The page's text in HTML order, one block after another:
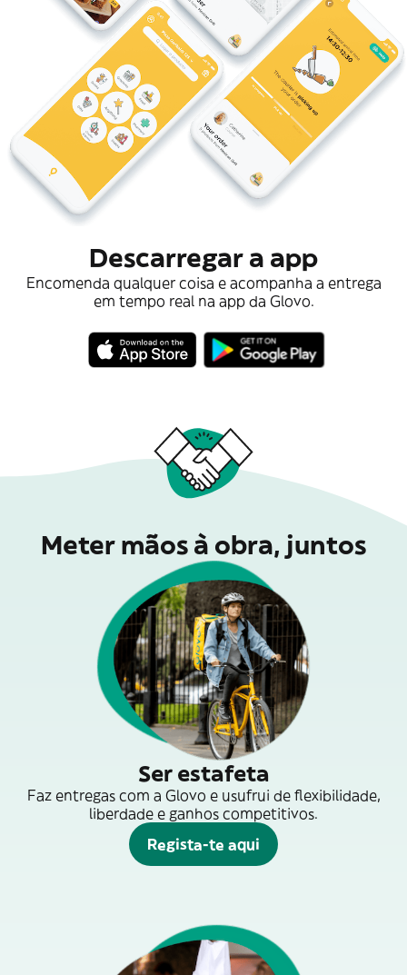
Descarregar a app
Encomenda qualquer coisa e acompanha a entrega
em tempo real na app da Glovo.
Meter mãos à obra, juntos
Ser estafeta
Faz entregas com a Glovo e usufrui de flexibilidade,
liberdade e ganhos competitivos.
Regista-te aqui